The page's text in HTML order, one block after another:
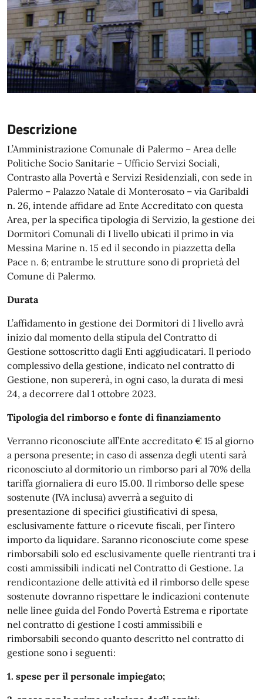
Descrizione
L’Amministrazione Comunale di Palermo – Area delle
Politiche Socio Sanitarie – Ufficio Servizi Sociali,
Contrasto alla Povertà e Servizi Residenziali, con sede in
Palermo – Palazzo Natale di Monterosato – via Garibaldi
n. 26, intende affidare ad Ente Accreditato con questa
Area, per la specifica tipologia di Servizio, la gestione dei
Dormitori Comunali di I livello ubicati il primo in via
Messina Marine n. 15 ed il secondo in piazzetta della
Pace n. 6; entrambe le strutture sono di proprietà del
Comune di Palermo.
Durata
L’affidamento in gestione dei Dormitori di I livello avrà
inizio dal momento della stipula del Contratto di
Gestione sottoscritto dagli Enti aggiudicatari. Il periodo
complessivo della gestione, indicato nel contratto di
Gestione, non supererà, in ogni caso, la durata di mesi
24, a decorrere dal 1 ottobre 2023.
Tipologia del rimborso e fonte di finanziamento
Verranno riconosciute all’Ente accreditato € 15 al giorno
a persona presente; in caso di assenza degli utenti sarà
riconosciuto al dormitorio un rimborso pari al 70% della
tariffa giornaliera di euro 15.00. Il rimborso delle spese
sostenute (IVA inclusa) avverrà a seguito di
presentazione di specifici giustificativi di spesa,
esclusivamente fatture o ricevute fiscali, per l’intero
importo da liquidare. Saranno riconosciute come spese
rimborsabili solo ed esclusivamente quelle rientranti tra i
costi ammissibili indicati nel Contratto di Gestione. La
rendicontazione delle attività ed il rimborso delle spese
sostenute dovranno rispettare le indicazioni contenute
nelle linee guida del Fondo Povertà Estrema e riportate
nel contratto di gestione I costi ammissibili e
rimborsabili secondo quanto descritto nel contratto di
gestione sono i seguenti:
1. spese per il personale impiegato;